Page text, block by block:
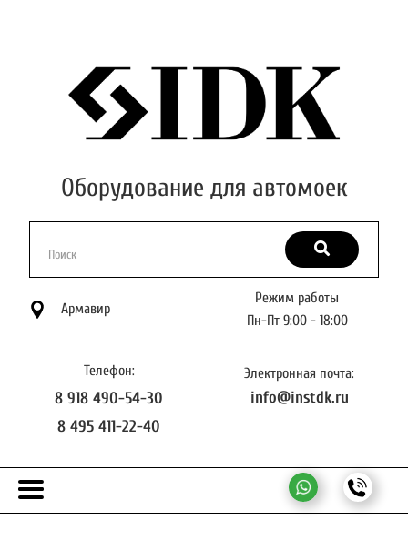
Оборудование для автомоек
Поиск
Армавир
Режим работы
Пн-Пт 9:00 - 18:00
Телефон:
8 918 490-54-30
8 495 411-22-40
Электронная почта:
info@instdk.ru